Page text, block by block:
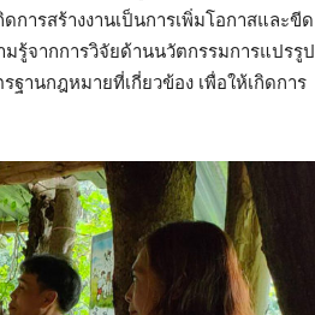
การสร้างงานเป็นการเพิ่มโอกาสและขีด
รู้จากการวิจัยด้านนวัตกรรมการแปรรูป
นกฎหมายที่เกี่ยวข้อง เพื่อให้เกิดการ